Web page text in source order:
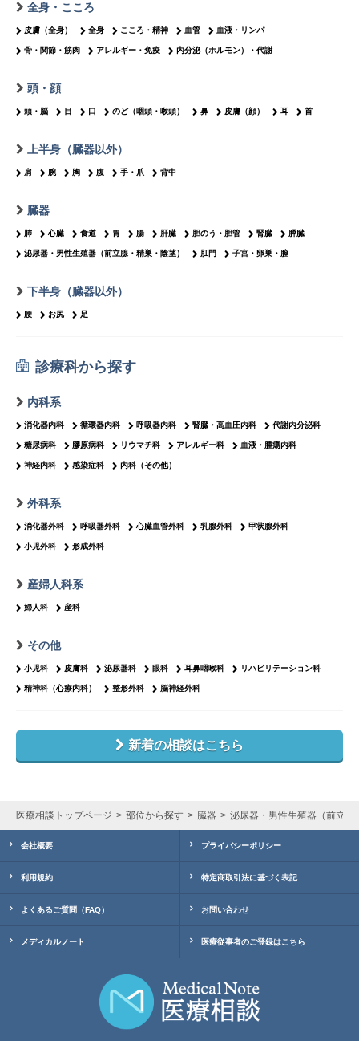
全身・こころ
皮膚（全身） 全身 こころ・精神 血管 血液・リンパ
骨・関節・筋肉 アレルギー・免疫 内分泌（ホルモン）・代謝
頭・顔
頭・脳 目 口 のど（咽頭・喉頭） 鼻 皮膚（顔） 耳 首
上半身（臓器以外）
肩 腕 胸 腹 手・爪 背中
臓器
肺 心臓 食道 胃 腸 肝臓 胆のう・胆管 腎臓 膵臓
泌尿器・男性生殖器（前立腺・精巣・陰茎） 肛門 子宮・卵巣・膣
下半身（臓器以外）
腰 お尻 足
診療科から探す
内科系
消化器内科 循環器内科 呼吸器内科 腎臓・高血圧内科 代謝内分泌科
糖尿病科 膠原病科 リウマチ科 アレルギー科 血液・腫瘍内科
神経内科 感染症科 内科（その他）
外科系
消化器外科 呼吸器外科 心臓血管外科 乳腺外科 甲状腺外科
小児外科 形成外科
産婦人科系
婦人科 産科
その他
小児科 皮膚科 泌尿器科 眼科 耳鼻咽喉科 リハビリテーション科
精神科（心療内科） 整形外科 脳神経外科
新着の相談はこちら
医療相談トップページ 部位から探す 臓器 泌尿器・男性生殖器（前立腺
会社概要 プライバシーポリシー
利用規約 特定商取引法に基づく表記
よくあるご質問（FAQ） お問い合わせ
メディカルノート 医療従事者のご登録はこちら